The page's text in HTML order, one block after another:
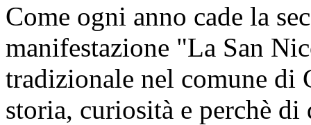
Come ogni anno cade la
manifestazione "La San
tradizionale nel comune di
storia, curiosità e perchè